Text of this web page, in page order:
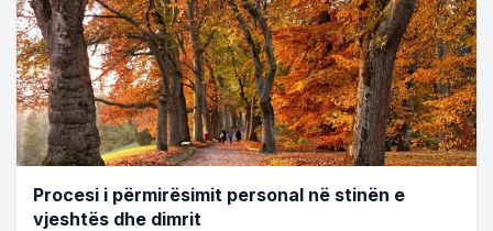
Procesi i përmirësimit personal në stinën e
vjeshtës dhe dimrit